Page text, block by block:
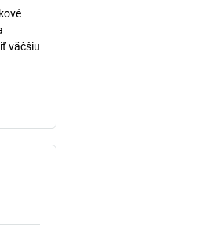
väčšiu